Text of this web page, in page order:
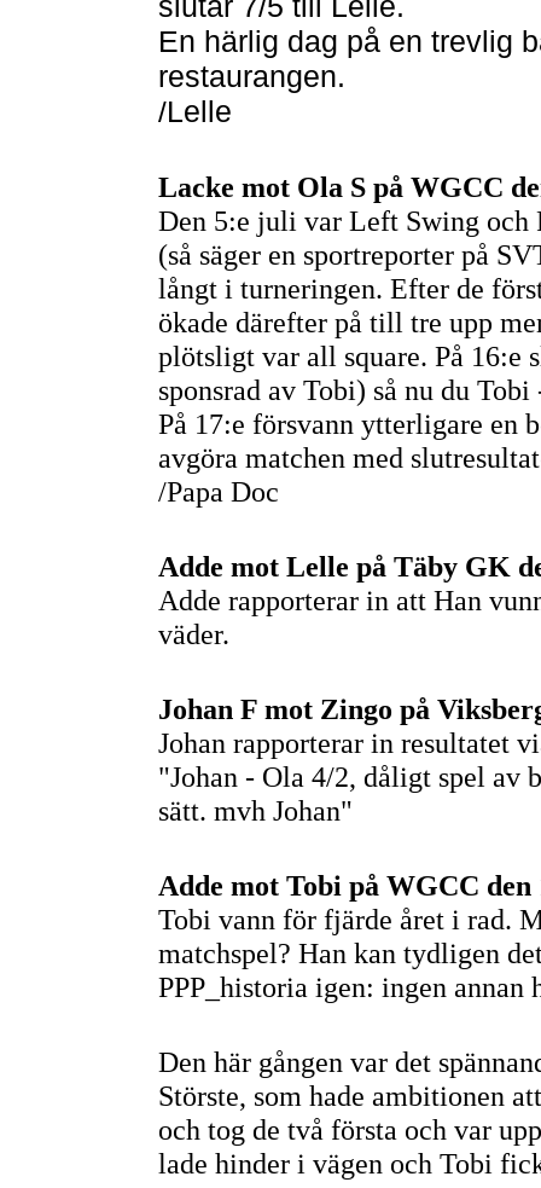
En härlig dag på en trevlig
restaurangen.
/Lelle
Lacke mot Ola S på WGCC
Den 5:e juli var Left Swing och
(så säger en sportreporter på
långt i turneringen. Efter de
ökade därefter på till tre upp
plötsligt var all square. På 16:e
sponsrad av Tobi) så nu du
På 17:e försvann ytterligare en
avgöra matchen med
/Papa Doc
Adde mot Lelle på Täby GK
Adde rapporterar in att Han
väder.
Johan F mot Zingo på
Johan rapporterar in resultatet
"Johan - Ola 4/2, dåligt spel av
sätt. mvh Johan"
Adde mot Tobi på WGCC den
Tobi vann för fjärde året i rad.
matchspel? Han kan tydligen
PPP_historia igen: ingen
Den här gången var det
Störste, som hade ambitionen
och tog de två första och var
lade hinder i vägen och Tobi